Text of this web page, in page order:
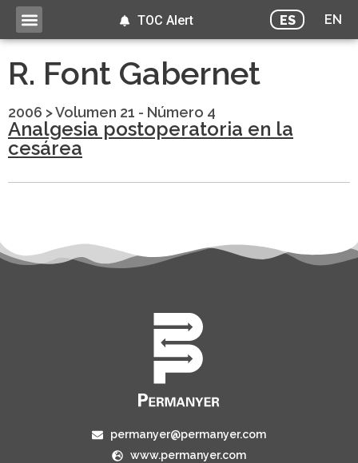
ES EN
TOC Alert
R. Font Gabernet
2006 >Volumen 21 - Número 4
Analgesia postoperatoria en la
cesárea
permanyer@permanyer.com
www.permanyer.com